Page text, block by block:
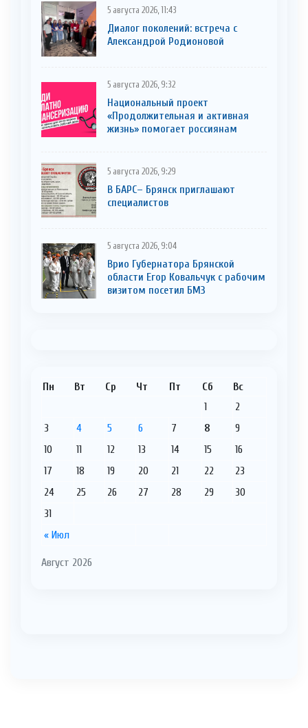
5 августа 2026, 11:43
Диалог поколений: встреча с
Александрой Родионовой
5 августа 2026, 9:32
Национальный проект
«Продолжительная и активная
жизнь» помогает россиянам
5 августа 2026, 9:29
В БАРС– Брянcк приглaшают
cпециaлистoв
5 августа 2026, 9:04
Врио Губернатора Брянской
области Егор Ковальчук с рабочим
визитом посетил БМЗ
Август 2026
Пн Вт Ср Чт Пт Сб Вс
« Июл
1
2
3
4 5 6 7 8
9
10
11 12 13 14 15
16
17
18 19 20 21 22
23
24
25 26 27 28 29
30
31